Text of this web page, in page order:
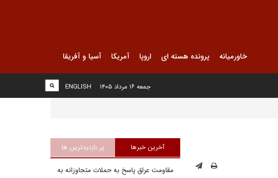
خاورمیانه پرونده هسته ای اروپا آمریکا آسیا و آفریقا
ENGLISH جمعه ۱۶ مرداد ۱۴۰۵
آخرین خبرها پر بازدیدترین ها
مقاومت عراق پاسخ به حملات متجاوزانه به